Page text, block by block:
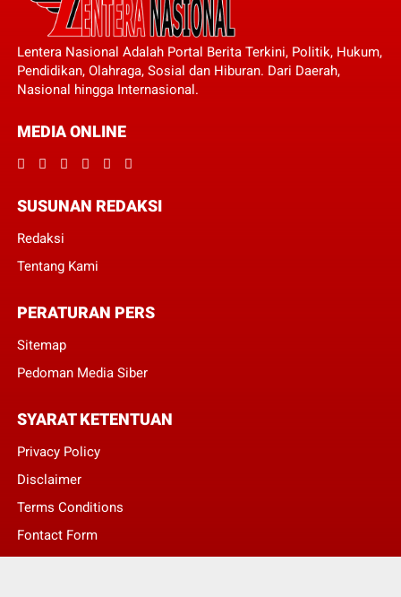
Lentera Nasional Adalah Portal Berita Terkini, Politik, Hukum,
Pendidikan, Olahraga, Sosial dan Hiburan. Dari Daerah,
Nasional hingga Internasional.
MEDIA ONLINE
SUSUNAN REDAKSI
Redaksi
Tentang Kami
PERATURAN PERS
Sitemap
Pedoman Media Siber
SYARAT KETENTUAN
Privacy Policy
Disclaimer
Terms Conditions
Fontact Form